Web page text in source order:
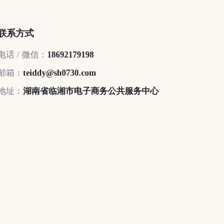
系方式
话 / 微信： 18692179198
箱： teiddy@sh0730.com
址： 湖南省临湘市电子商务公共服务中心